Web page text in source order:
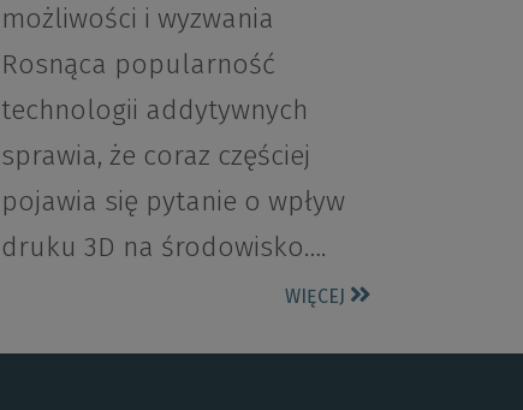
możliwości i wyzwania
Rosnąca popularność
technologii addytywnych
sprawia, że coraz częściej
pojawia się pytanie o wpływ
druku 3D na środowisko….
WIĘCEJ